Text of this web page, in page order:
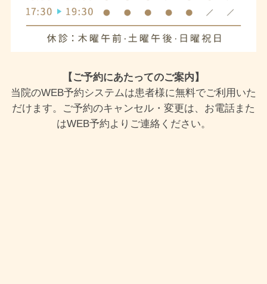
【ご予約にあたってのご案内】
当院のWEB予約システムは患者様に無料でご利用いた
だけます。ご予約のキャンセル・変更は、お電話また
はWEB予約よりご連絡ください。